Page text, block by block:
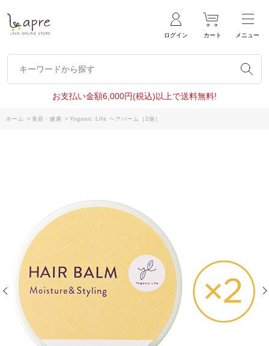
ログイン カート メニュー
キーワードから探す
キーワードから探す
お支払い金額6,000円(税込)以上で送料無料!
ホーム > 美容・健康 > Yoganic Life ヘアバーム［2個］